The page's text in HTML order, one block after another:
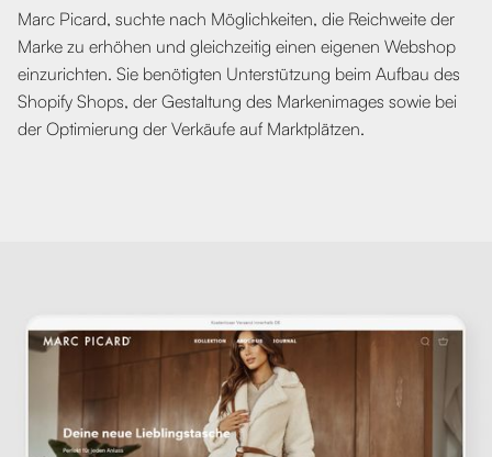
Marc Picard, suchte nach Möglichkeiten, die Reichweite der
Marke zu erhöhen und gleichzeitig einen eigenen Webshop
einzurichten. Sie benötigten Unterstützung beim Aufbau des
Shopify Shops, der Gestaltung des Markenimages sowie bei
der Optimierung der Verkäufe auf Marktplätzen.